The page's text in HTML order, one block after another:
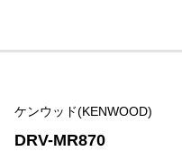
ケンウッド(KENWOOD)
DRV-MR870